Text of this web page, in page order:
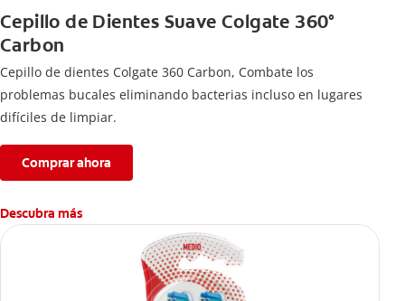
Cepillo de Dientes Suave Colgate 360°
Carbon
Cepillo de dientes Colgate 360 ​​Carbon, Combate los
problemas bucales eliminando bacterias incluso en lugares
difíciles de limpiar.
Comprar ahora
Descubra más